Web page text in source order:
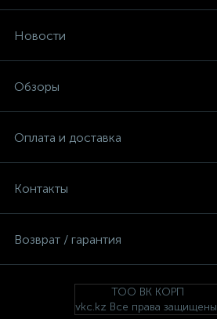
Новости
Обзоры
Оплата и доставка
Контакты
Возврат / гарантия
ТОО ВК КОРП
vkc.kz Все права защищены